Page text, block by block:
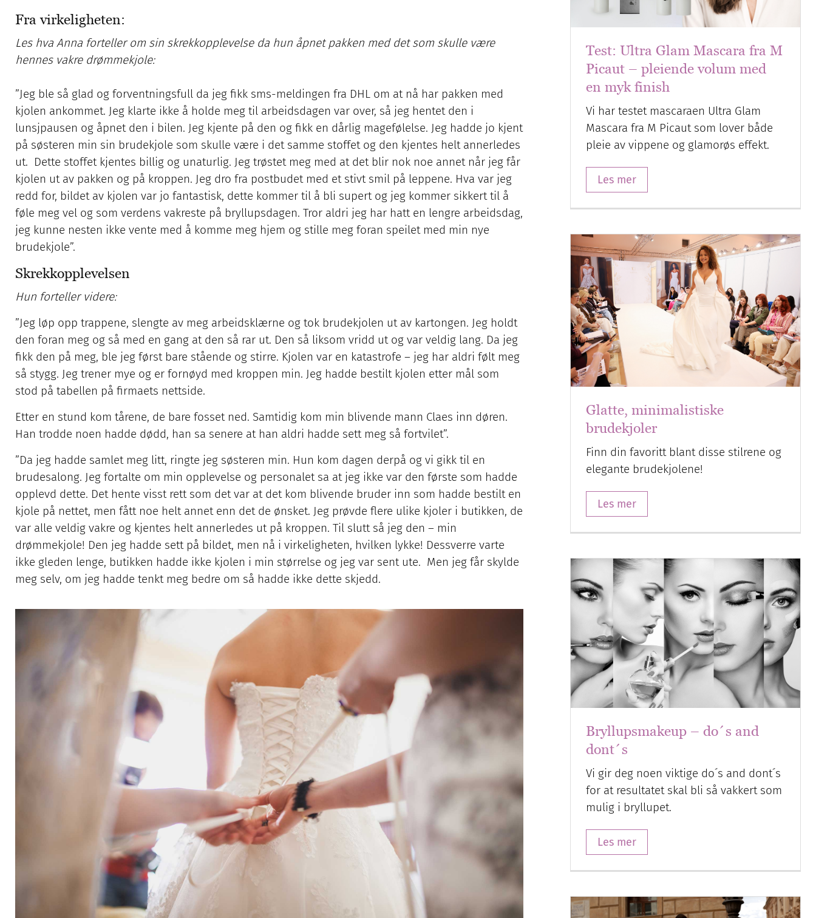
Fra virkeligheten:
Les hva Anna forteller om sin skrekkopplevelse da hun åpnet pakken med det som skulle være
hennes vakre drømmekjole:
”Jeg ble så glad og forventningsfull da jeg fikk sms-meldingen fra DHL om at nå har pakken med
kjolen ankommet. Jeg klarte ikke å holde meg til arbeidsdagen var over, så jeg hentet den i
lunsjpausen og åpnet den i bilen. Jeg kjente på den og fikk en dårlig magefølelse. Jeg hadde jo kjent
på søsteren min sin brudekjole som skulle være i det samme stoffet og den kjentes helt annerledes
ut. Dette stoffet kjentes billig og unaturlig. Jeg trøstet meg med at det blir nok noe annet når jeg får
kjolen ut av pakken og på kroppen. Jeg dro fra postbudet med et stivt smil på leppene. Hva var jeg
redd for, bildet av kjolen var jo fantastisk, dette kommer til å bli supert og jeg kommer sikkert til å
føle meg vel og som verdens vakreste på bryllupsdagen. Tror aldri jeg har hatt en lengre arbeidsdag,
jeg kunne nesten ikke vente med å komme meg hjem og stille meg foran speilet med min nye
brudekjole”.
Skrekkopplevelsen
Hun forteller videre:
”Jeg løp opp trappene, slengte av meg arbeidsklærne og tok brudekjolen ut av kartongen. Jeg holdt
den foran meg og så med en gang at den så rar ut. Den så liksom vridd ut og var veldig lang. Da jeg
fikk den på meg, ble jeg først bare stående og stirre. Kjolen var en katastrofe – jeg har aldri følt meg
så stygg. Jeg trener mye og er fornøyd med kroppen min. Jeg hadde bestilt kjolen etter mål som
stod på tabellen på firmaets nettside.
Etter en stund kom tårene, de bare fosset ned. Samtidig kom min blivende mann Claes inn døren.
Han trodde noen hadde dødd, han sa senere at han aldri hadde sett meg så fortvilet”.
”Da jeg hadde samlet meg litt, ringte jeg søsteren min. Hun kom dagen derpå og vi gikk til en
brudesalong. Jeg fortalte om min opplevelse og personalet sa at jeg ikke var den første som hadde
opplevd dette. Det hente visst rett som det var at det kom blivende bruder inn som hadde bestilt en
kjole på nettet, men fått noe helt annet enn det de ønsket. Jeg prøvde flere ulike kjoler i butikken, de
var alle veldig vakre og kjentes helt annerledes ut på kroppen. Til slutt så jeg den – min
drømmekjole! Den jeg hadde sett på bildet, men nå i virkeligheten, hvilken lykke! Dessverre varte
ikke gleden lenge, butikken hadde ikke kjolen i min størrelse og jeg var sent ute. Men jeg får skylde
meg selv, om jeg hadde tenkt meg bedre om så hadde ikke dette skjedd.
Test: Ultra Glam Mascara fra M
Picaut – pleiende volum med
en myk finish
Vi har testet mascaraen Ultra Glam
Mascara fra M Picaut som lover både
pleie av vippene og glamorøs effekt.
Les mer
Glatte, minimalistiske
brudekjoler
Finn din favoritt blant disse stilrene og
elegante brudekjolene!
Les mer
Bryllupsmakeup – do´s and
dont´s
Vi gir deg noen viktige do´s and dont´s
for at resultatet skal bli så vakkert som
mulig i bryllupet.
Les mer